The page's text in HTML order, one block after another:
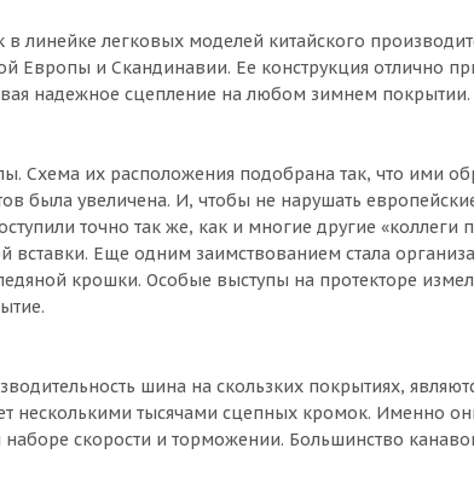
линейке легковых моделей китайского
Европы и Скандинавии. Ее конструкция отлично
надежное сцепление на любом зимнем покрытии.
Схема их расположения подобрана так, что ими
была увеличена. И, чтобы не нарушать
точно так же, как и многие другие «коллеги
Еще одним заимствованием стала
крошки. Особые выступы на протекторе
шина на скользких покрытиях,
несколькими тысячами сцепных кромок. Именно
скорости и торможении. Большинство